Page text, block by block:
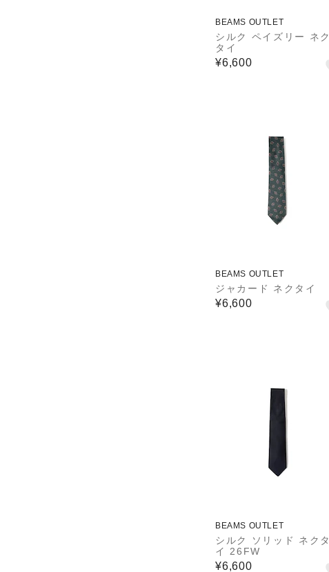
BEAMS OUTLET
シルク ペイズリー ネク
タイ
¥6,600
BEAMS OUTLET
ジャカード ネクタイ
¥6,600
BEAMS OUTLET
シルク ソリッド ネクタ
イ 26FW
¥6,600